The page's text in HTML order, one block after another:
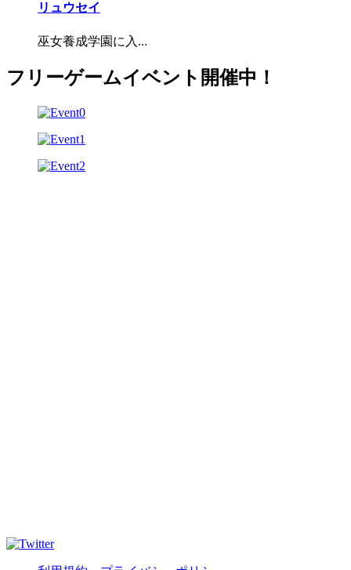
リュウセイ
巫女養成学園に入...
フリーゲームイベント開催中！